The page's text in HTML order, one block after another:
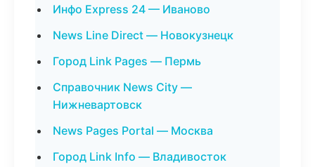
Инфо Express 24 — Иваново
News Line Direct — Новокузнецк
Город Link Pages — Пермь
Справочник News City —
Нижневартовск
News Pages Portal — Москва
Город Link Info — Владивосток